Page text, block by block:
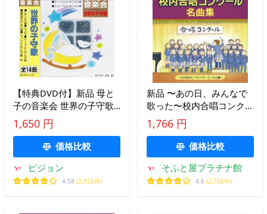
【特典DVD付】新品 母と
子の音楽会 世界の子守歌 /
唐木暁美、森みゆき、川島
和子(CD) ACS-6008-KS-KS
1,650 円
価格比較
ピジョン
4.58 (2,350件)
新品 〜あの日、みんなで
歌った〜校内合唱コンクー
ル名曲集 / オムニバス (CD)
KICG749-KING
1,766 円
価格比較
そふと屋プラチナ館
4.6 (2,706件)